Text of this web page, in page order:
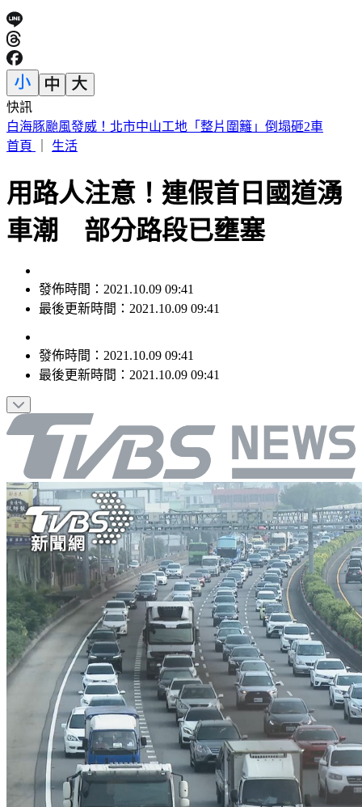
快訊
華爾街爆駭客恐慌！ 多間金融企業遭輪流勒索
首頁
生活
用路人注意！連假首日國道湧
車潮 部分路段已壅塞
發佈時間：2021.10.09 09:41
最後更新時間：2021.10.09 09:41
發佈時間： 2021.10.09 09:41
最後更新時間： 2021.10.09 09:41